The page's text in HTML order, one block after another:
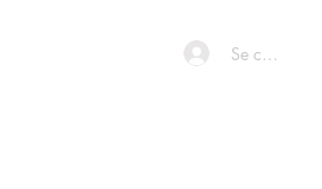
Se connecter